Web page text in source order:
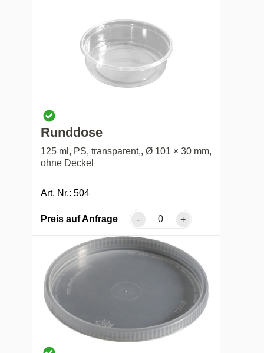
Runddose
125 ml, PS, transparent,, Ø 101 × 30 mm,
ohne Deckel
Art. Nr.: 504
Preis auf Anfrage - +